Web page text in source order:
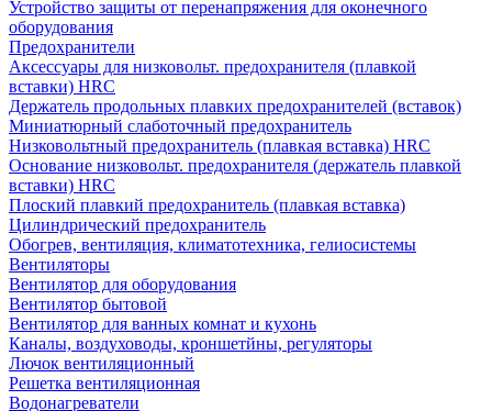
Устройство защиты от перенапряжения для оконечного
оборудования
Предохранители
Аксессуары для низковольт. предохранителя (плавкой
вставки) HRC
Держатель продольных плавких предохранителей (вставок)
Миниатюрный слаботочный предохранитель
Низковольтный предохранитель (плавкая вставка) HRC
Основание низковольт. предохранителя (держатель плавкой
вставки) HRC
Плоский плавкий предохранитель (плавкая вставка)
Цилиндрический предохранитель
Обогрев, вентиляция, климатотехника, гелиосистемы
Вентиляторы
Вентилятор для оборудования
Вентилятор бытовой
Вентилятор для ванных комнат и кухонь
Каналы, воздуховоды, кроншетйны, регуляторы
Лючок вентиляционный
Решетка вентиляционная
Водонагреватели